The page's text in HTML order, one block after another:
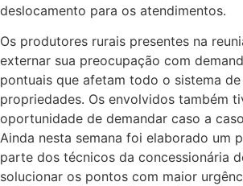
deslocamento para os atendimentos.
Os produtores rurais presentes na
externar sua preocupação com
pontuais que afetam todo o sistema
propriedades. Os envolvidos também
oportunidade de demandar caso a
Ainda nesta semana foi elaborado um
parte dos técnicos da concessionária
solucionar os pontos com maior